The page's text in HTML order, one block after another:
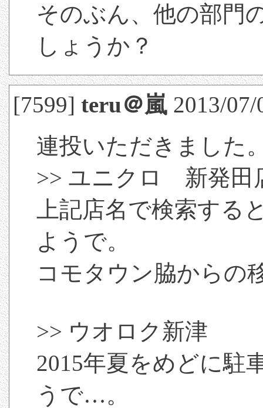
そのぶん、他の部門
しょうか？
[7599]teru＠嵐 2013/07/
連投いただきました
>> ユニクロ 新発田
上記店名で検索する
ようで。
コモタウン脇からの
>> ウオロク新津
2015年夏をめどに駐
うで…。